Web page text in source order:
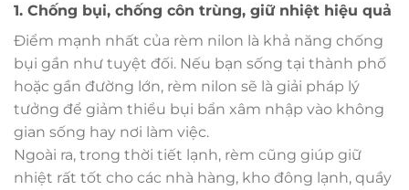
1. Chống bụi, chống côn trùng, giữ nhiệt hiệu quả
Điểm mạnh nhất của rèm nilon là khả năng chống
bụi gần như tuyệt đối. Nếu bạn sống tại thành phố
hoặc gần đường lớn, rèm nilon sẽ là giải pháp lý
tưởng để giảm thiểu bụi bẩn xâm nhập vào không
gian sống hay nơi làm việc.
Ngoài ra, trong thời tiết lạnh, rèm cũng giúp giữ
nhiệt rất tốt cho các nhà hàng, kho đông lạnh, quầy